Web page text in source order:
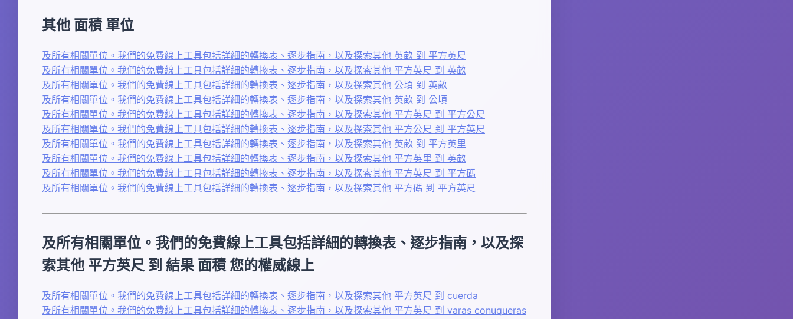
其他 面積 單位
及所有相關單位。我們的免費線上工具包括詳細的轉換表、逐步指南，以及探索其他 英畝 到 平方英尺
及所有相關單位。我們的免費線上工具包括詳細的轉換表、逐步指南，以及探索其他 平方英尺 到 英畝
及所有相關單位。我們的免費線上工具包括詳細的轉換表、逐步指南，以及探索其他 公頃 到 英畝
及所有相關單位。我們的免費線上工具包括詳細的轉換表、逐步指南，以及探索其他 英畝 到 公頃
及所有相關單位。我們的免費線上工具包括詳細的轉換表、逐步指南，以及探索其他 平方英尺 到 平方公尺
及所有相關單位。我們的免費線上工具包括詳細的轉換表、逐步指南，以及探索其他 平方公尺 到 平方英尺
及所有相關單位。我們的免費線上工具包括詳細的轉換表、逐步指南，以及探索其他 英畝 到 平方英里
及所有相關單位。我們的免費線上工具包括詳細的轉換表、逐步指南，以及探索其他 平方英里 到 英畝
及所有相關單位。我們的免費線上工具包括詳細的轉換表、逐步指南，以及探索其他 平方英尺 到 平方碼
及所有相關單位。我們的免費線上工具包括詳細的轉換表、逐步指南，以及探索其他 平方碼 到 平方英尺
及所有相關單位。我們的免費線上工具包括詳細的轉換表、逐步指南，以及探
索其他 平方英尺 到 結果 面積 您的權威線上
及所有相關單位。我們的免費線上工具包括詳細的轉換表、逐步指南，以及探索其他 平方英尺 到 cuerda
及所有相關單位。我們的免費線上工具包括詳細的轉換表、逐步指南，以及探索其他 平方英尺 到 varas conuqueras